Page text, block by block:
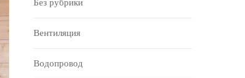
Без рубрики
Вентиляция
Водопровод